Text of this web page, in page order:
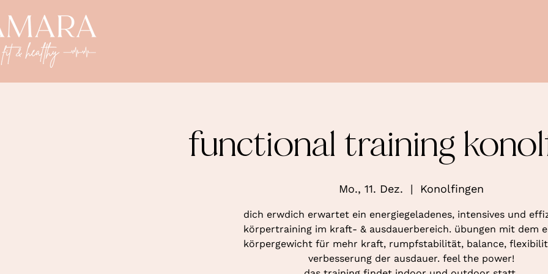
functional training
Mo., 11. Dez.
  |
Konolfingen
dich erwdich erwartet ein energiegeladenes, intensives und
körpertraining im kraft- & ausdauerbereich. übungen mit dem
körpergewicht für mehr kraft, rumpfstabilität, balance,
verbesserung der ausdauer. feel the power!